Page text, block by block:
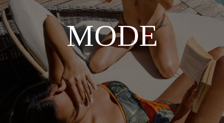
MODE